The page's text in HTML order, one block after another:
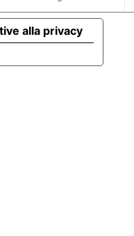
alla privacy